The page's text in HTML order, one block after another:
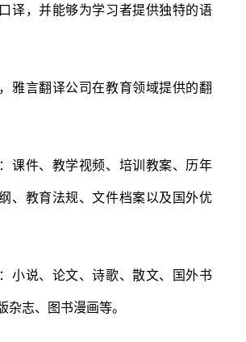
译，并能够为学习者提供独特的语
言翻译公司在教育领域提供的翻
件、教学视频、培训教案、历年
、教育法规、文件档案以及国外优
说、论文、诗歌、散文、国外书
杂志、图书漫画等。